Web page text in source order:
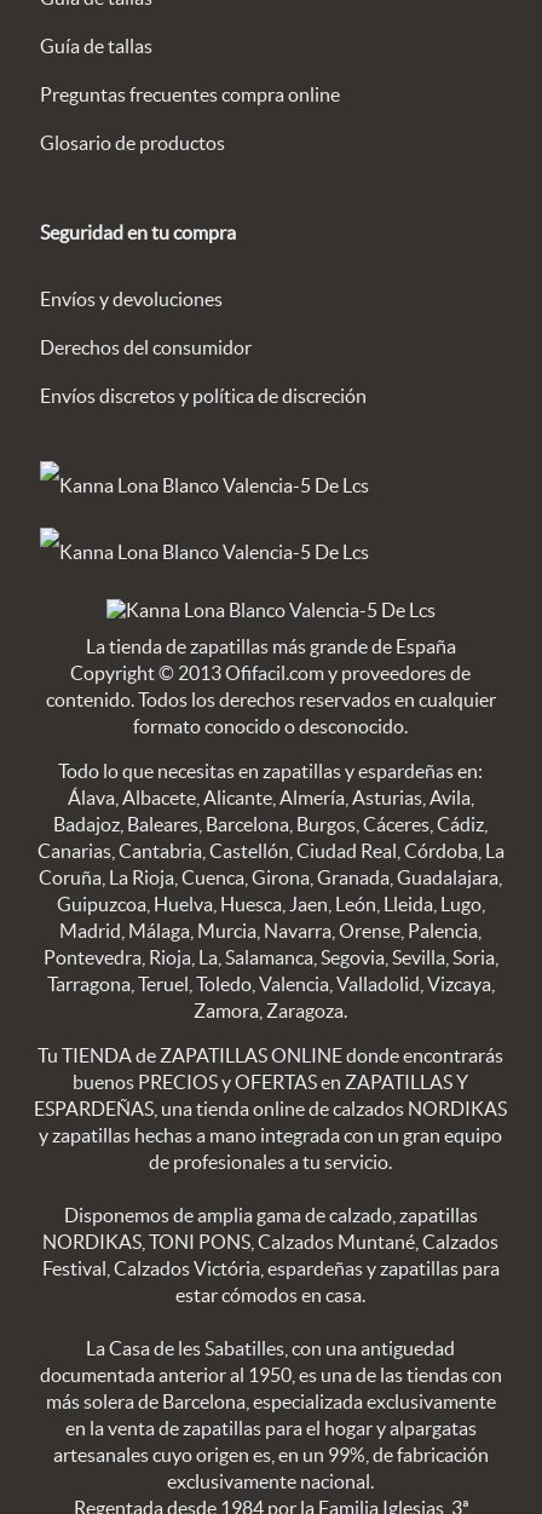
Guía de tallas
Preguntas frecuentes compra online
Glosario de productos
Seguridad en tu compra
Envíos y devoluciones
Derechos del consumidor
Envíos discretos y política de discreción
La tienda de zapatillas más grande de España
Copyright © 2013 Ofifacil.com y proveedores de
contenido. Todos los derechos reservados en cualquier
formato conocido o desconocido.
Todo lo que necesitas en zapatillas y espardeñas en:
Álava, Albacete, Alicante, Almería, Asturias, Avila,
Badajoz, Baleares, Barcelona, Burgos, Cáceres, Cádiz,
Canarias, Cantabria, Castellón, Ciudad Real, Córdoba, La
Coruña, La Rioja, Cuenca, Girona, Granada, Guadalajara,
Guipuzcoa, Huelva, Huesca, Jaen, León, Lleida, Lugo,
Madrid, Málaga, Murcia, Navarra, Orense, Palencia,
Pontevedra, Rioja, La, Salamanca, Segovia, Sevilla, Soria,
Tarragona, Teruel, Toledo, Valencia, Valladolid, Vizcaya,
Zamora, Zaragoza.
Tu TIENDA de ZAPATILLAS ONLINE donde encontrarás
buenos PRECIOS y OFERTAS en ZAPATILLAS Y
ESPARDEÑAS, una tienda online de calzados NORDIKAS
y zapatillas hechas a mano integrada con un gran equipo
de profesionales a tu servicio.
Disponemos de amplia gama de calzado, zapatillas
NORDIKAS, TONI PONS, Calzados Muntané, Calzados
Festival, Calzados Victória, espardeñas y zapatillas para
estar cómodos en casa.
La Casa de les Sabatilles, con una antiguedad
documentada anterior al 1950, es una de las tiendas con
más solera de Barcelona, especializada exclusivamente
en la venta de zapatillas para el hogar y alpargatas
artesanales cuyo origen es, en un 99%, de fabricación
exclusivamente nacional.
Regentada desde 1984 por la Familia Iglesias, 3ª